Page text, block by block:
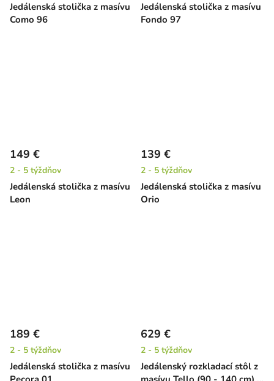
Jedálenská stolička z masívu
Como 96
Jedálenská stolička z masívu
Fondo 97
Jedálenská stolička z masívu
Leon
149 €
2 - 5 týždňov
Jedálenská stolička z masívu
Orio
139 €
2 - 5 týždňov
Jedálenská stolička z masívu
189 €
2 - 5 týždňov
Jedálenský rozkladací stôl z
629 €
2 - 5 týždňov